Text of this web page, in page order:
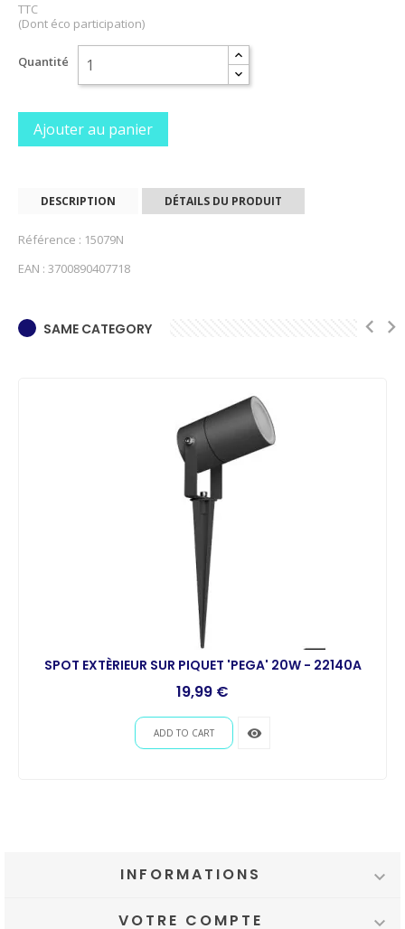
TTC
(Dont éco participation)
Quantité
Ajouter au panier
DESCRIPTION DÉTAILS DU PRODUIT
Référence : 15079N
EAN : 3700890407718
SAME CATEGORY
SPOT EXTÈRIEUR SUR PIQUET 'PEGA' 20W - 22140A
19,99 €
ADD TO CART remove_red_eye
INFORMATIONS 
VOTRE COMPTE 